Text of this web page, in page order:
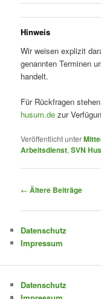
Hinweis
Wir weisen explizit
genannten Terminen
handelt.
Für Rückfragen
husum.de zur
Veröffentlicht unter
Arbeitsdienst,SVN
Beitragsnavigation
← Ältere Beiträge
Datenschutz
Impressum
Datenschutz